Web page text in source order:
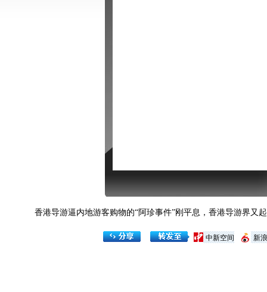
香港导游逼内地游客购物的“阿珍事件”刚平息，香港导游界又
新
中新空间